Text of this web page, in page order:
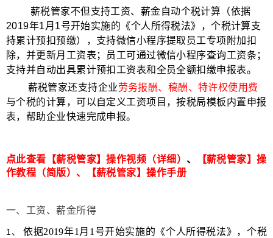
薪税管家不但支持工资、薪金自动个税计算（依据
2019年1 月 1号开始实施的《个人所得税法》，个税计算支
持累计预扣预缴），支持微信小程序提取员工专项附加扣
除，并更新月工资表；员工可通过微信小程序查询工资条；
支持并自动出具累计预扣工资表和全员全额扣缴申报表。
薪税管家还支持企业劳务报酬、稿酬、特许权使用费
与个税的计算，可以自定义工资项目，按税局模板内置申报
表，帮助企业快速完成申报。
点此查看 【薪税管家】操作视频 （详细 ）、 【薪税管家】操
作教程 （简版）、 【薪税管家】操作手册
一、工资、薪金所得
1、 依据2019年1 月 1 号开始实施的《个人所得税法》，个税